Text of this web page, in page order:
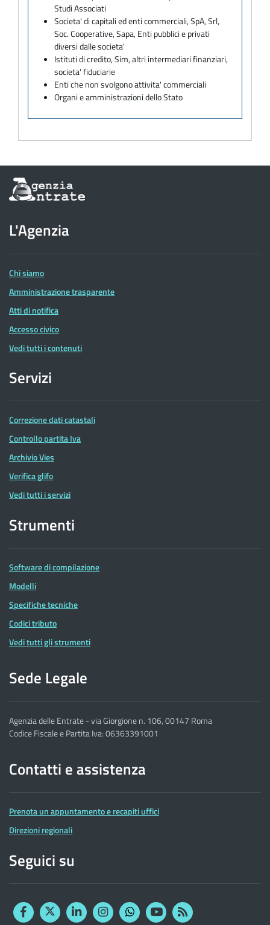
Studi Associati
Societa' di capitali ed enti commerciali, SpA, Srl,
Soc. Cooperative, Sapa, Enti pubblici e privati
diversi dalle societa'
Istituti di credito, Sim, altri intermediari finanziari,
societa' fiduciarie
Enti che non svolgono attivita' commerciali
Organi e amministrazioni dello Stato
Informazioni
sul
dell'Agenzia
delle
Entrate
L'Agenzia
Chi siamo
Amministrazione trasparente
Atti di notifica
Accesso civico
Vedi tutti i contenuti
Servizi
Correzione dati catastali
Controllo partita Iva
Archivio Vies
Verifica glifo
Vedi tutti i servizi
Strumenti
Software di compilazione
Modelli
Specifiche tecniche
Codici tributo
Vedi tutti gli strumenti
Sede Legale
Agenzia delle Entrate - via Giorgione n. 106, 00147 Roma
Codice Fiscale e Partita Iva: 06363391001
Contatti e assistenza
Prenota un appuntamento e recapiti uffici
Direzioni regionali
Seguici su
FacebookTwitterLinkedinInstagram YouTubeRSS